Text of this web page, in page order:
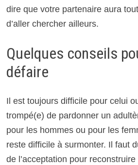
dire que votre partenaire aura
d’aller chercher ailleurs.
Quelques conseils
défaire
Il est toujours difficile pour celui
trompé(e) de pardonner un
pour les hommes ou pour les
reste difficile à surmonter. Il faut
de l’acceptation pour